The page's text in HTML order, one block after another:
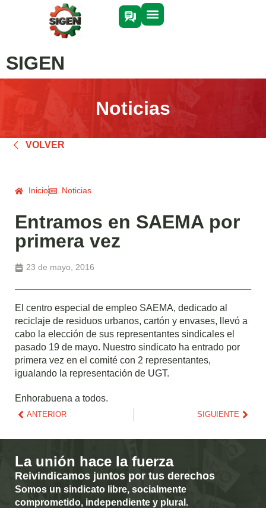
SIGEN
Noticias
VOLVER
Inicio Noticias
Entramos en SAEMA por
primera vez
23 de mayo, 2016
El centro especial de empleo SAEMA, dedicado al
reciclaje de residuos urbanos, cartón y envases, llevó a
cabo la elección de sus representantes sindicales el
pasado 19 de mayo. Nuestro sindicato ha entrado por
primera vez en el comité con 2 representantes,
igualando la representación de UGT.
Enhorabuena a todos.
ANTERIOR SIGUIENTE
La unión hace la fuerza
Reivindicamos juntos por tus derechos
Somos un sindicato libre, socialmente
comprometido, independiente y plural.